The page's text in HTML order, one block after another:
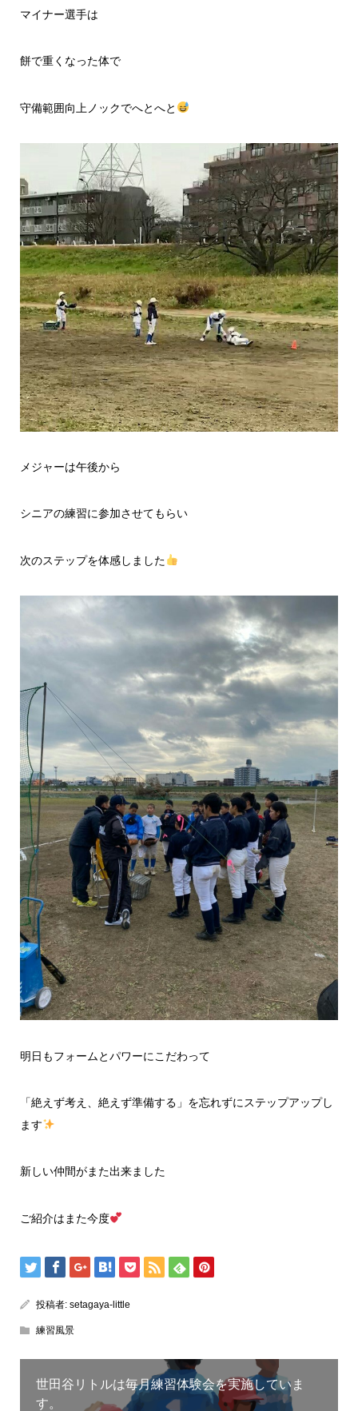
マイナー選手は
餅で重くなった体で
守備範囲向上ノックでへとへと
メジャーは午後から
シニアの練習に参加させてもらい
次のステップを体感しました
明日もフォームとパワーにこだわって
「絶えず考え、絶えず準備する」を忘れずにステップアップし
ます
新しい仲間がまた出来ました
ご紹介はまた今度
投稿者: setagaya-little
練習風景
世田谷リトルは毎月練習体験会を実施していま
す。